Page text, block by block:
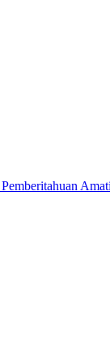
Pemberitahuan Amati